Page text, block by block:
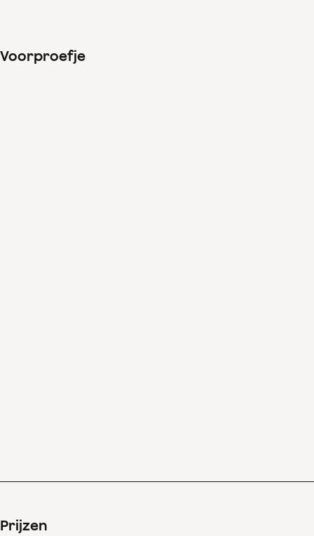
Het Concertgebouworkest speelde zelfs nooit
Voorproefje
Prijzen